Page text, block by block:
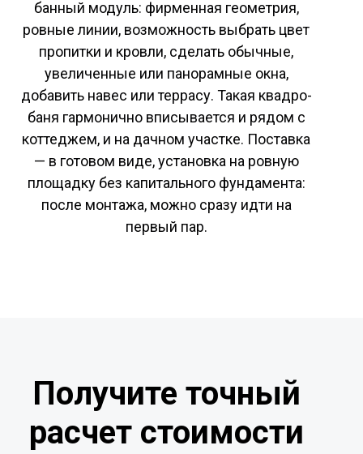
банный модуль: фирменная геометрия,
ровные линии, возможность выбрать цвет
пропитки и кровли, сделать обычные,
увеличенные или панорамные окна,
добавить навес или террасу. Такая квадро-
баня гармонично вписывается и рядом с
коттеджем, и на дачном участке. Поставка
— в готовом виде, установка на ровную
площадку без капитального фундамента:
после монтажа, можно сразу идти на
первый пар.
Получите точный
расчет стоимости